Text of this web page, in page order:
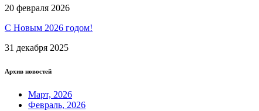
20 февраля 2026
С Новым 2026 годом!
31 декабря 2025
Архив новостей
Март, 2026
Февраль, 2026